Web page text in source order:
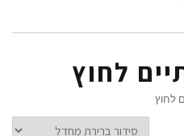
לחוץ
לחוץ